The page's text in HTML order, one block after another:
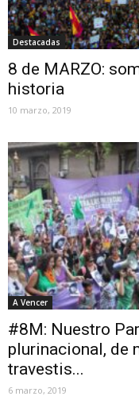
Destacadas
8 de MARZO:
historia
10 marzo, 2019
A Vencer
#8M: Nuestro
plurinacional, de
travestis...
6 marzo, 2019